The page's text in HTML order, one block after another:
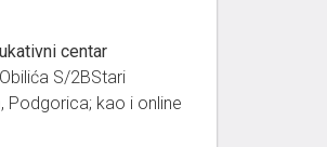
centar
S/2BStari
Podgorica; kao i online